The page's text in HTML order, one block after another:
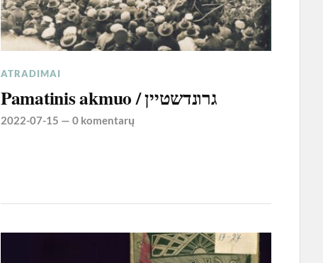
ATRADIMAI
Pamatinis akmuo / גרונדשטיין
2022-07-15 — 0 komentarų